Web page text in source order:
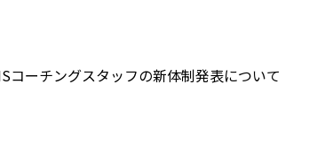
コーチングスタッフの新体制発表について